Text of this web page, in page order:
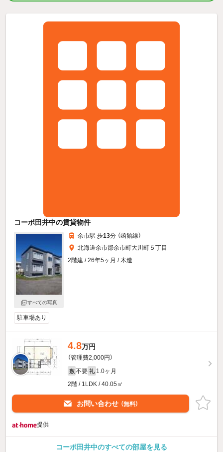
コーポ田井中の賃貸物件
すべての写真
余市駅 歩13分 （函館線）
北海道余市郡余市町大川町５丁目
2階建 / 26年5ヶ月 / 木造
駐車場あり
4.8万円
（管理費2,000円）
敷 不要 礼 1.0ヶ月
2階 / 1LDK / 40.05㎡
お問い合わせ （無料）
提供
コーポ田井中のすべての部屋を見る